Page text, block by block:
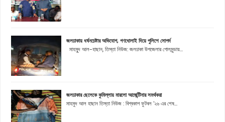
জলঢাকায় ধর্ষনচেষ্টার অভিযোগ, গণধোলাই দিয়ে পুলিশে সোপর্দ
মাহমুূদ আল-হাছান, তিস্তা নিউজ: জলঢাকা উপজেলার গোলমুন্ডায়...
জলঢাকার ছেলেকে কুমিল্লায় মারলো আর্জেন্টিনার সমর্থকরা
মাহমুদ আল হাছান তিস্তা নিউজ : বিশ্বকাপ ফুটবল '২৬ এর শেষ...